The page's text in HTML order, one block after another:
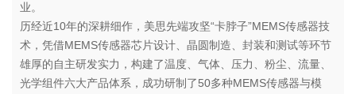
业。
历经近10年的深耕细作，美思先端攻坚“卡脖子”MEMS传感器技
术，凭借MEMS传感器芯片设计、晶圆制造、封装和测试等环节
雄厚的自主研发实力，构建了温度、气体、压力、粉尘、流量、
光学组件六大产品体系，成功研制了50多种MEMS传感器与模